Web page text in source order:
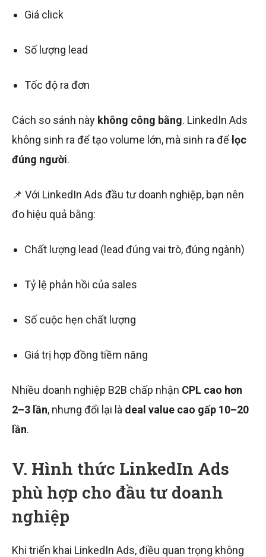
Giá click
Số lượng lead
Tốc độ ra đơn
Cách so sánh này không công bằng. LinkedIn Ads
không sinh ra để tạo volume lớn, mà sinh ra để lọc
đúng người.
📌 Với LinkedIn Ads đầu tư doanh nghiệp, bạn nên
đo hiệu quả bằng:
Chất lượng lead (lead đúng vai trò, đúng ngành)
Tỷ lệ phản hồi của sales
Số cuộc hẹn chất lượng
Giá trị hợp đồng tiềm năng
Nhiều doanh nghiệp B2B chấp nhận CPL cao hơn
2–3 lần, nhưng đổi lại là deal value cao gấp 10–20
lần.
V. Hình thức LinkedIn Ads
phù hợp cho đầu tư doanh
nghiệp
Khi triển khai LinkedIn Ads, điều quan trọng không